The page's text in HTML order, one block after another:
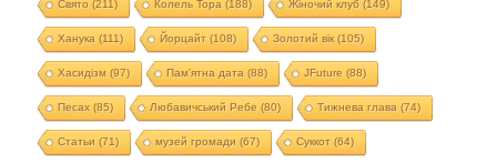
Свято (211) Колель Тора (188) Жіночий клуб (149)
Ханука (111) Йорцайт (108) Золотий вік(105)
Хасидізм (97) Пам'ятна дата (88) JFuture (88)
Песах(85) Любавичський Ребе (80) Тижнева глава (74)
Статьи (71) музей громади (67) Суккот (64)